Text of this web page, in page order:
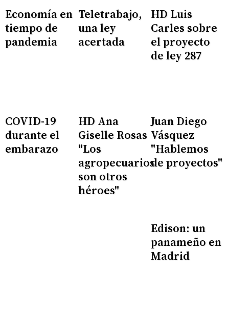
Economía en
tiempo de
pandemia
Teletrabajo,
una ley
acertada
HD Luis
Carles sobre
el proyecto
de ley 287
COVID-19
durante el
embarazo
HD Ana
Giselle Rosas
"Los
agropecuarios
son otros
héroes"
Juan Diego
Vásquez
"Hablemos
de proyectos"
Edison: un
panameño en
Madrid